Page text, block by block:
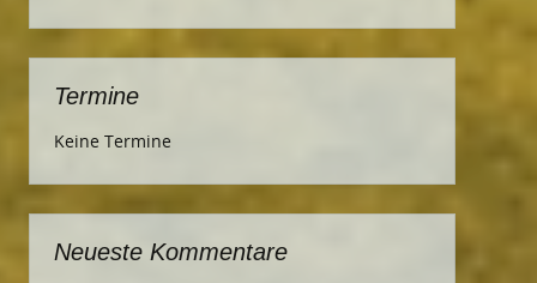
Termine
Keine Termine
Neueste Kommentare